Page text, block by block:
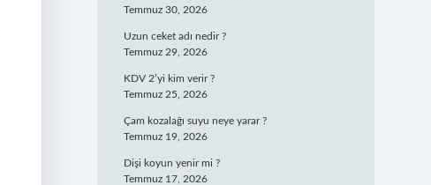
Temmuz 30, 2026
Uzun ceket adı nedir ?
Temmuz 29, 2026
KDV 2’yi kim verir ?
Temmuz 25, 2026
Çam kozalağı suyu neye yarar ?
Temmuz 19, 2026
Dişi koyun yenir mi ?
Temmuz 17, 2026